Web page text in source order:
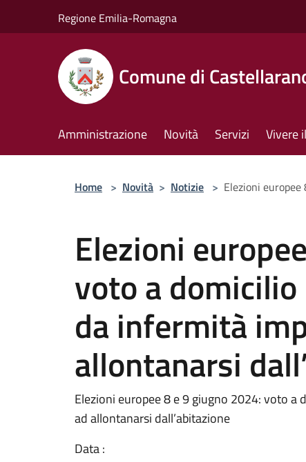
Regione Emilia-Romagna
Comune di
Amministrazione Novità Servizi Vivere
Home > Novità > Notizie > Elezioni
Elezioni
voto a
da infermità
allontanarsi
Elezioni europee 8 e 9 giugno 2024: voto
ad allontanarsi dall’abitazione
Data :